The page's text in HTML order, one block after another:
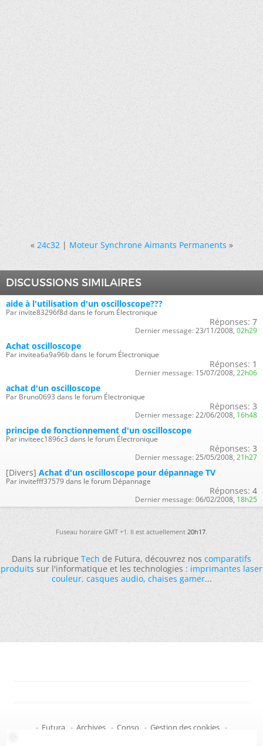
« 24c32|Moteur Synchrone Aimants Permanents »
DISCUSSIONS SIMILAIRES
aide à l'utilisation d'un oscilloscope???
Par invite83296f8d dans le forum Électronique
Réponses: 7
Dernier message: 23/11/2008, 02h29
Achat oscilloscope
Par invitea6a9a96b dans le forum Électronique
Réponses: 1
Dernier message: 15/07/2008, 22h06
achat d'un oscilloscope
Par Bruno0693 dans le forum Électronique
Réponses: 3
Dernier message: 22/06/2008, 16h48
principe de fonctionnement d'un oscilloscope
Par inviteec1896c3 dans le forum Électronique
Réponses: 3
Dernier message: 25/05/2008, 21h27
[Divers] Achat d'un oscilloscope pour dépannage TV
Par invitefff37579 dans le forum Dépannage
Réponses: 4
Dernier message: 06/02/2008, 18h25
Fuseau horaire GMT +1. Il est actuellement 20h17.
Dans la rubriqueTechde Futura, découvrez noscomparatifs
produitssur l'informatique et les technologies :imprimantes laser
couleur,casques audio,chaises gamer...
- Futura - Archives - Conso - Gestion des cookies -